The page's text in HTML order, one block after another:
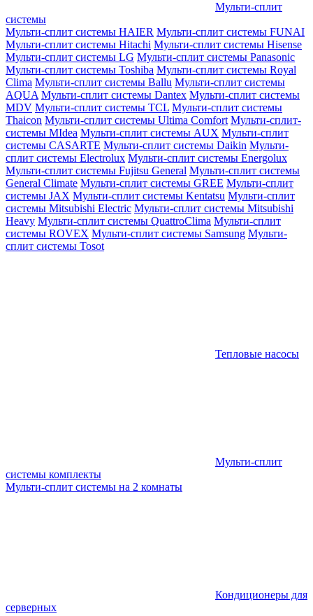
Мульти-сплит
системы
Мульти-сплит системы HAIER Мульти-сплит системы FUNAI
Мульти-сплит системы Hitachi Мульти-сплит системы Hisense
Мульти-сплит системы LG Мульти-сплит системы Panasonic
Мульти-сплит системы Toshiba Мульти-сплит системы Royal
Clima Мульти-сплит системы Ballu Мульти-сплит системы
AQUA Мульти-сплит системы Dantex Мульти-сплит системы
MDV Мульти-сплит системы TCL Мульти-сплит системы
Thaicon Мульти-сплит системы Ultima Comfort Мульти-сплит-
системы MIdea Мульти-сплит системы AUX Мульти-сплит
системы CASARTE Мульти-сплит системы Daikin Мульти-
сплит системы Electrolux Мульти-сплит системы Energolux
Мульти-сплит системы Fujitsu General Мульти-сплит системы
General Climate Мульти-сплит системы GREE Мульти-сплит
системы JAX Мульти-сплит системы Kentatsu Мульти-сплит
системы Mitsubishi Electric Мульти-сплит системы Mitsubishi
Heavy Мульти-сплит системы QuattroClima Мульти-сплит
системы ROVEX Мульти-сплит системы Samsung Мульти-
сплит системы Tosot
Тепловые насосы
Мульти-сплит
системы комплекты
Мульти-сплит системы на 2 комнаты
Кондиционеры для
серверных